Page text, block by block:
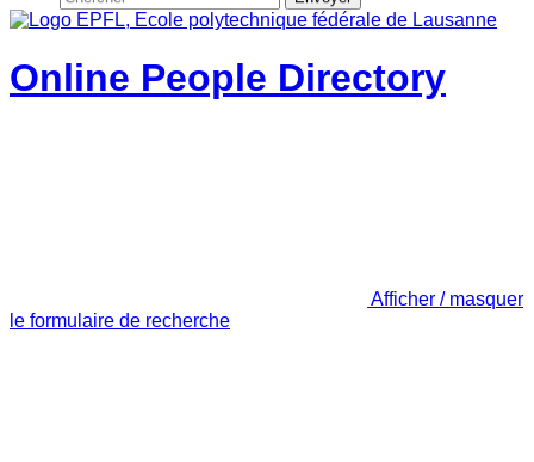
Online People Directory
Afficher / masquer
le formulaire de recherche